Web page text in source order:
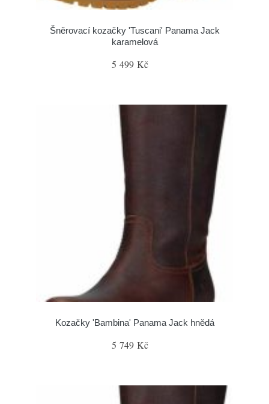
Šněrovací kozačky 'Tuscani' Panama Jack
karamelová
5 499 Kč
Kozačky 'Bambina' Panama Jack hnědá
5 749 Kč